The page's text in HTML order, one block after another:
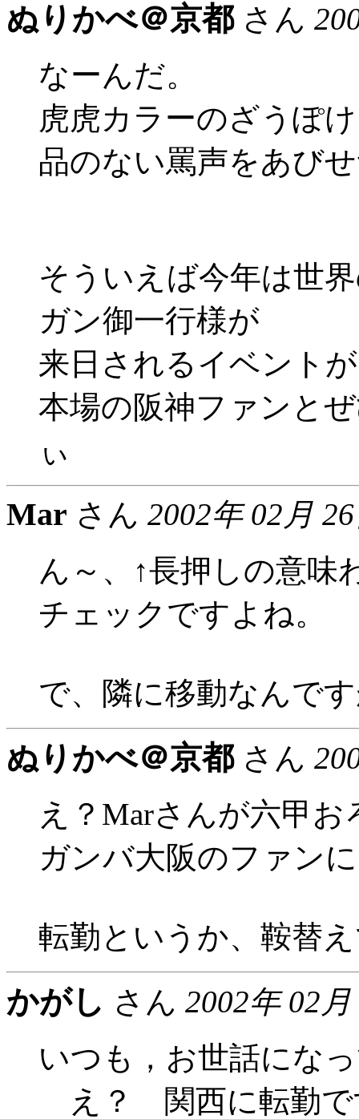
ぬりかべ＠京都さん
なーんだ。
虎虎カラーのざうぽ
品のない罵声をあび
そういえば今年は世
ガン御一行様が
来日されるイベント
本場の阪神ファンと
ぃ
Mar さん 2002年 02月
ん～、↑長押しの意味
チェックですよね。
で、隣に移動なんで
ぬりかべ＠京都さん
え？Marさんが六甲
ガンバ大阪のファン
転勤というか、鞍替
かがし さん 2002年 02
いつも，お世話にな
え？ 関西に転勤で